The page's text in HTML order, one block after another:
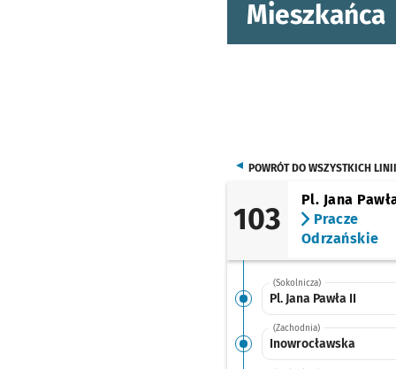
Mieszkańca
POWRÓT DO WSZYSTKICH LINII
103
Pl. Jana
Pracze
Odrzańskie
(Sokolnicza)
Pl. Jana Pawła II
(Zachodnia)
Inowrocławska